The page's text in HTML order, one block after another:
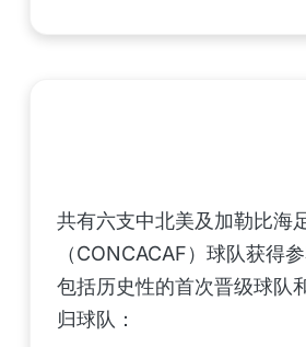
共有六支中北美及加勒比海
（CONCACAF）球队获得
包括历史性的首次晋级球队
归球队：